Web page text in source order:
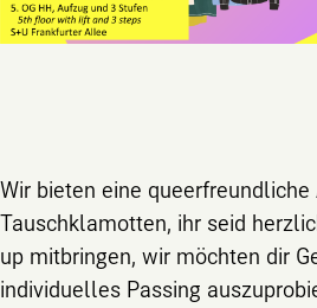
Wir bieten eine
Tauschklamotten, ihr seid
up mitbringen, wir möchten dir
individuelles Passing